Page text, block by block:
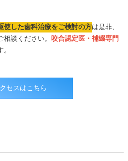
使した歯科治療をご検討の方は是非、
相談ください。 咬合認定医・補綴専門
セスはこちら